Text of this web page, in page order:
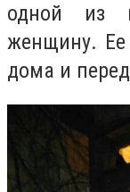
одной из
женщину. Ее
дома и